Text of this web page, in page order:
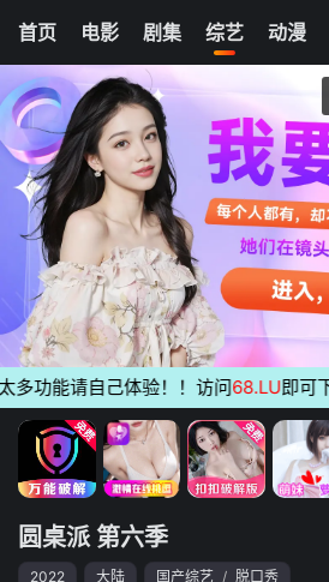
首页 电影 剧集 综艺 动漫
我的观影记录
圆桌派 第六季
清空
请自己体验！！访问68.LU即可下载 ⟳
圆桌派 第六季
2022 大陆 国产综艺 / 脱口秀